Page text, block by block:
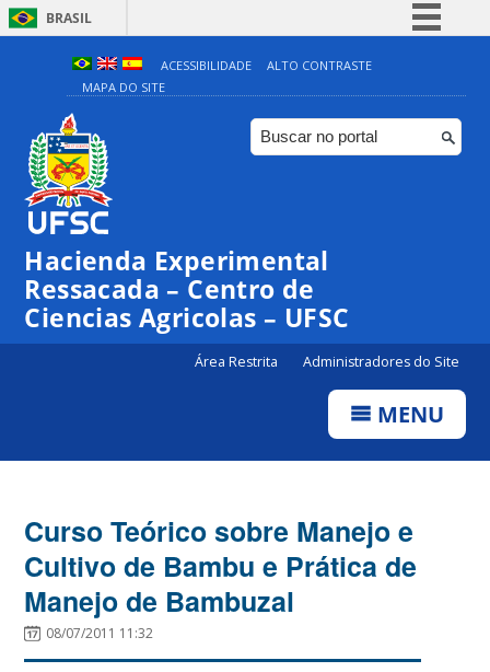
BRASIL
Simplifique!
Comunica BR
Participe
ACESSIBILIDADE
ALTO CONTRASTE
MAPA DO SITE
Hacienda Experimental
Ressacada – Centro de
Ciencias Agricolas – UFSC
Área Restrita Administradores do Site
MENU
Curso Teórico sobre Manejo e
Cultivo de Bambu e Prática de
Manejo de Bambuzal
08/07/2011 11:32